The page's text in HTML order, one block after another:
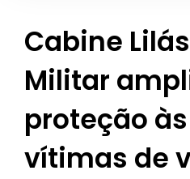
Cabine
Militar
proteção
vítimas de